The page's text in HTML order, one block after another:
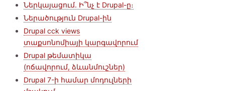
Ներկայացում. Ի՞նչ է Drupal-ը։
Ներածություն Drupal-ին
Drupal cck views
տաքսոնոմիայի կարգավորում
Drupal թեմատիկա
(ոճավորում, ձևանմուշներ)
Drupal 7-ի համար մոդուլների